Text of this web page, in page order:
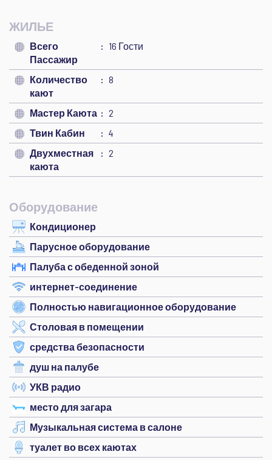
ЖИЛЬЕ
Всего
Пассажир
16 Гости
Количество
кают
8
Мастер Каюта
2
Твин Кабин
4
Двухместная
каюта
2
Оборудование
Кондиционер
Парусное оборудование
Палуба с обеденной зоной
интернет-соединение
Полностью навигационное оборудование
Столовая в помещении
средства безопасности
душ на палубе
УКВ радио
место для загара
Музыкальная система в салоне
туалет во всех каютах